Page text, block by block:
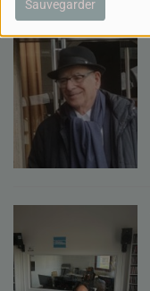
Sauvegarder